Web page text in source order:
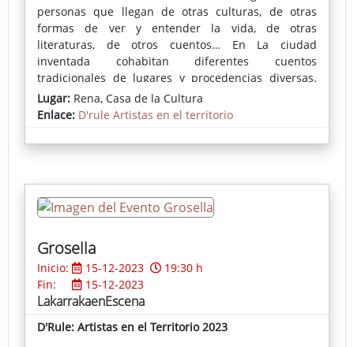
personas que llegan de otras culturas, de otras
formas de ver y entender la vida, de otras
literaturas, de otros cuentos… En La ciudad
inventada cohabitan diferentes cuentos
tradicionales de lugares y procedencias diversas.
Como ocurre con las personas, se relacionan entre
sí, se entremezclan y enriquecen… dando lugar a
Lugar: Rena, Casa de la Cultura
Enlace: D'rule Artistas en el territorio
Grosella
Inicio: 15-12-2023
19:30 h
Fin:
15-12-2023
LakarrakaenEscena
D'Rule: Artistas en el Territorio 2023